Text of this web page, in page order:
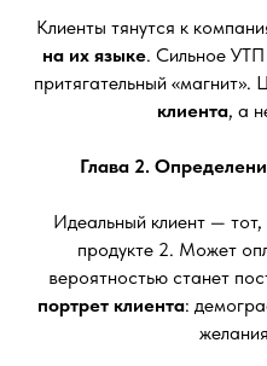
Клиенты тянутся к
на их языке. Сильное
притягательный «магнит».
клиента, а
Глава 2.
Идеальный клиент —
продукте 2. Может
вероятностью станет
портрет клиента: